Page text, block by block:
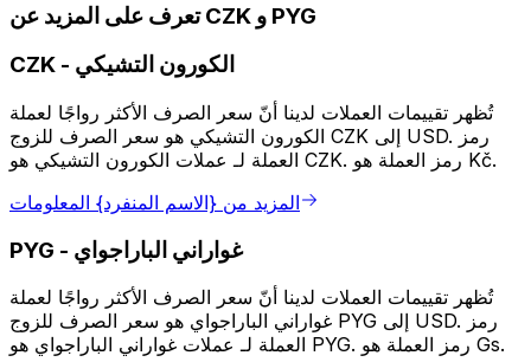
تعرف على المزيد عن CZK و PYG
CZK - الكورون التشيكي
تُظهر تقييمات العملات لدينا أنّ سعر الصرف الأكثر رواجًا لعملة
الكورون التشيكي هو سعر الصرف للزوج CZK إلى USD. رمز
العملة لـ عملات الكورون التشيكي هو CZK. رمز العملة هو Kč.
المزيد من {الاسم المنفرد} المعلومات
PYG - غواراني الباراجواي
تُظهر تقييمات العملات لدينا أنّ سعر الصرف الأكثر رواجًا لعملة
غواراني الباراجواي هو سعر الصرف للزوج PYG إلى USD. رمز
العملة لـ عملات غواراني الباراجواي هو PYG. رمز العملة هو Gs.